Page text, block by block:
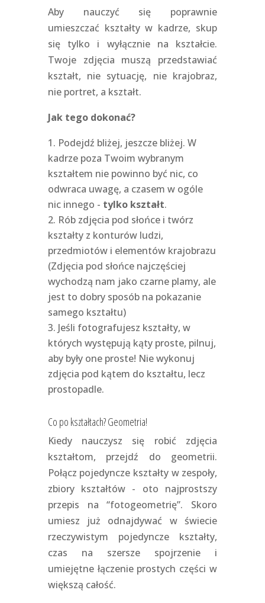
Aby nauczyć się poprawnie
umieszczać kształty w kadrze, skup
się tylko i wyłącznie na kształcie.
Twoje zdjęcia muszą przedstawiać
kształt, nie sytuację, nie krajobraz,
nie portret, a kształt.
Jak tego dokonać?
Podejdź bliżej, jeszcze bliżej. W
kadrze poza Twoim wybranym
kształtem nie powinno być nic, co
odwraca uwagę, a czasem w ogóle
nic innego - tylko kształt.
Rób zdjęcia pod słońce i twórz
kształty z konturów ludzi,
przedmiotów i elementów krajobrazu
(Zdjęcia pod słońce najczęściej
wychodzą nam jako czarne plamy, ale
jest to dobry sposób na pokazanie
samego kształtu)
Jeśli fotografujesz kształty, w
których występują kąty proste, pilnuj,
aby były one proste! Nie wykonuj
zdjęcia pod kątem do kształtu, lecz
prostopadle.
Co po kształtach? Geometria!
Kiedy nauczysz się robić zdjęcia
kształtom, przejdź do geometrii.
Połącz pojedyncze kształty w zespoły,
zbiory kształtów - oto najprostszy
przepis na “fotogeometrię”. Skoro
umiesz już odnajdywać w świecie
rzeczywistym pojedyncze kształty,
czas na szersze spojrzenie i
umiejętne łączenie prostych części w
większą całość.